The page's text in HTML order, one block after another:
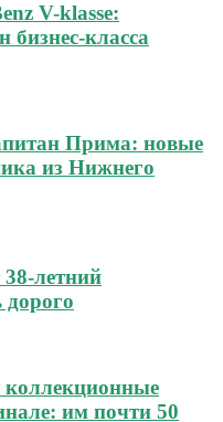
V-klasse:
класса
Прима: новые
из Нижнего
летний
им почти 50